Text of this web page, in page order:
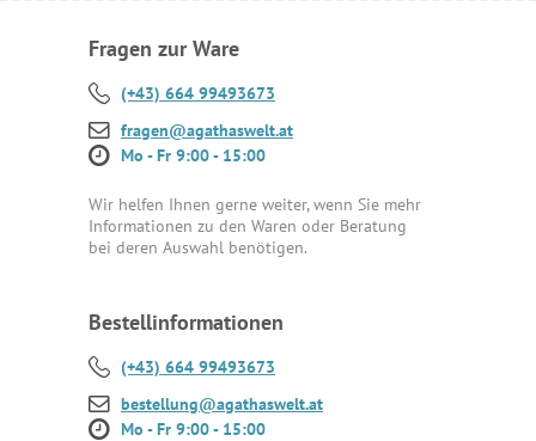
Fragen zur Ware
(+43) 664 99493673
fragen@agathaswelt.at
Mo - Fr 9:00 - 15:00
Wir helfen Ihnen gerne weiter, wenn Sie mehr
Informationen zu den Waren oder Beratung
bei deren Auswahl benötigen.
Bestellinformationen
(+43) 664 99493673
bestellung@agathaswelt.at
Mo - Fr 9:00 - 15:00